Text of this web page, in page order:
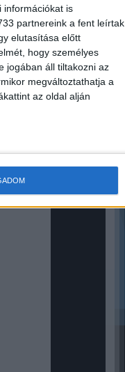
információkat is
partnereink a fent leírtak
elutasítása előtt
hogy személyes
jogában áll tiltakozni az
megváltoztathatja a
az oldal alján